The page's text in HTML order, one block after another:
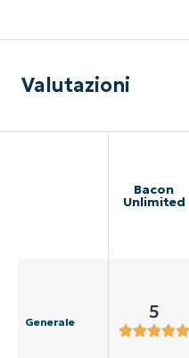
Valutazioni
Bacon
Unlimited
Generale 5